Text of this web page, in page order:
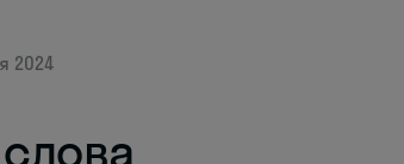
2024